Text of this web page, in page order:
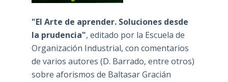
"El Arte de aprender. Soluciones desde
la prudencia", editado por la Escuela de
Organización Industrial, con comentarios
de varios autores (D. Barrado, entre otros)
sobre aforismos de Baltasar Gracián